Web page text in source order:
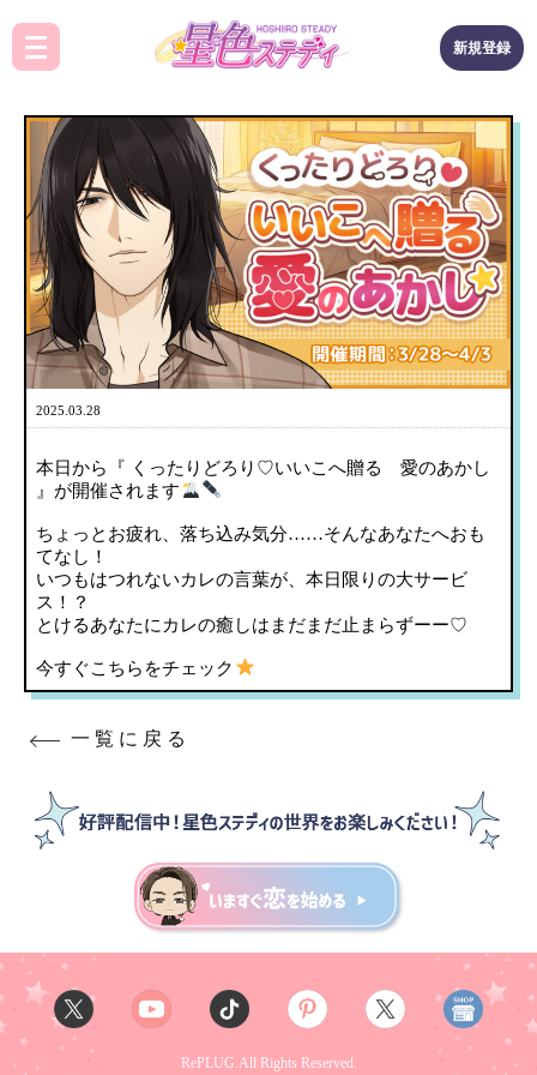
新規登録
2025.03.28
本日から『 くったりどろり♡いいこへ贈る 愛のあかし
』が開催されます
ちょっとお疲れ、落ち込み気分……そんなあなたへおも
てなし！
いつもはつれないカレの言葉が、本日限りの大サービ
ス！？
とけるあなたにカレの癒しはまだまだ止まらずーー♡
今すぐこちらをチェック
一覧に戻る
RePLUG.All Rights Reserved.